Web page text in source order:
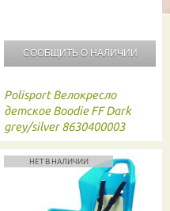
СООБЩИТЬ О НАЛИЧИИ
Polisport Велокресло
детское Boodie FF Dark
grey/silver 8630400003
НЕТ В НАЛИЧИИ